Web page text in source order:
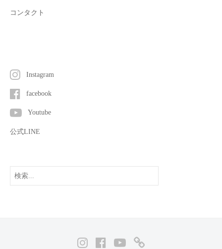
コンタクト
Instagram
facebook
Youtube
公式LINE
検
InstagramfacebookYoutube